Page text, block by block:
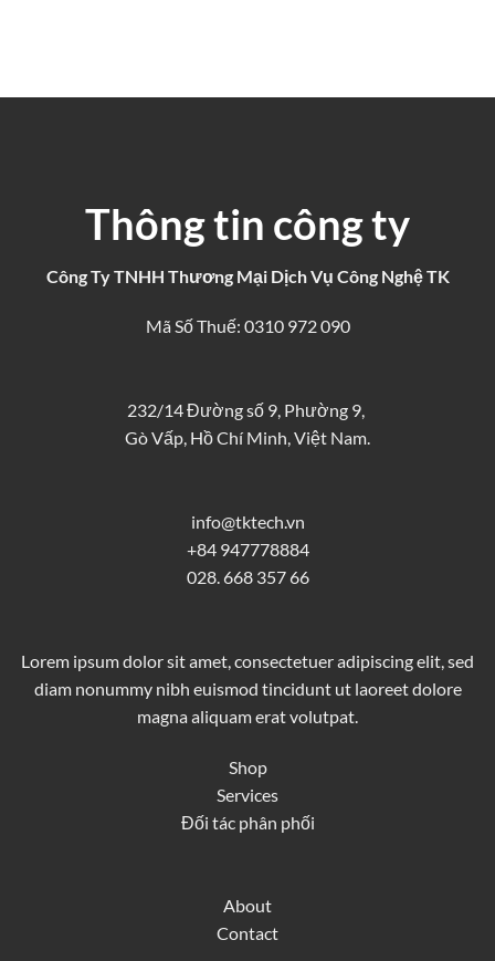
Thông tin công ty
Công Ty TNHH Thương Mại Dịch Vụ Công Nghệ TK
Mã Số Thuế: 0310 972 090
232/14 Đường số 9, Phường 9,
Gò Vấp, Hồ Chí Minh, Việt Nam.
info@tktech.vn
+84 947778884
028. 668 357 66
Lorem ipsum dolor sit amet, consectetuer adipiscing elit, sed
diam nonummy nibh euismod tincidunt ut laoreet dolore
magna aliquam erat volutpat.
Shop
Services
Đối tác phân phối
About
Contact